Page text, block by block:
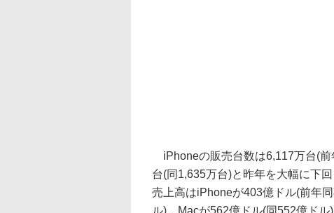
iPhoneの販売台数は6,117万台(前
台(同1,635万台)と昨年を大幅に下
売上高はiPhoneが403億ドル(前年
ル)、Macが562億ドル(同552億ドル)